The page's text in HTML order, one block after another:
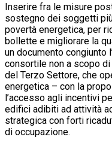
Inserire fra le misure
sostegno dei soggetti
povertà energetica, per
bollette e migliorare la
un documento congiunto
consortile non a scopo
del Terzo Settore, che
energetica – con la
l’accesso agli incentivi
edifici adibiti ad attività
strategica con forti
di occupazione.